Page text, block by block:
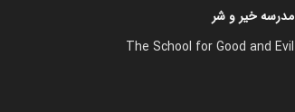
مدرسه خیر و شر
The School for Good and Evil